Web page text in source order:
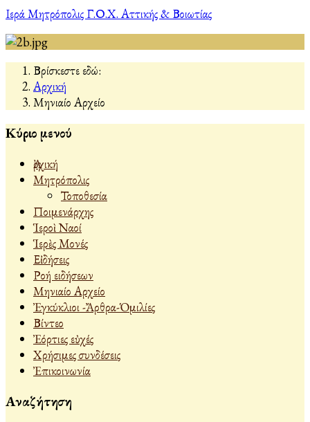
Ιερά Μητρόπολις Γ.Ο.Χ. Αττικής & Βοιωτίας
Βρίσκεστε εδώ:
Αρχική
Μηνιαίο Αρχείο
Κύριο μενού
Ἀρχική
Μητρόπολις
Τοποθεσία
Ποιμενάρχης
Ἱεροὶ Ναοί
Ἱερὲς Μονές
Εἰδήσεις
Ροή ειδήσεων
Μηνιαίο Αρχείο
Ἐγκύκλιοι -Ἄρθρα-Ὁμιλίες
Βίντεο
Ἐόρτιες εὐχές
Χρήσιμες συνδέσεις
Ἐπικοινωνία
Αναζήτηση